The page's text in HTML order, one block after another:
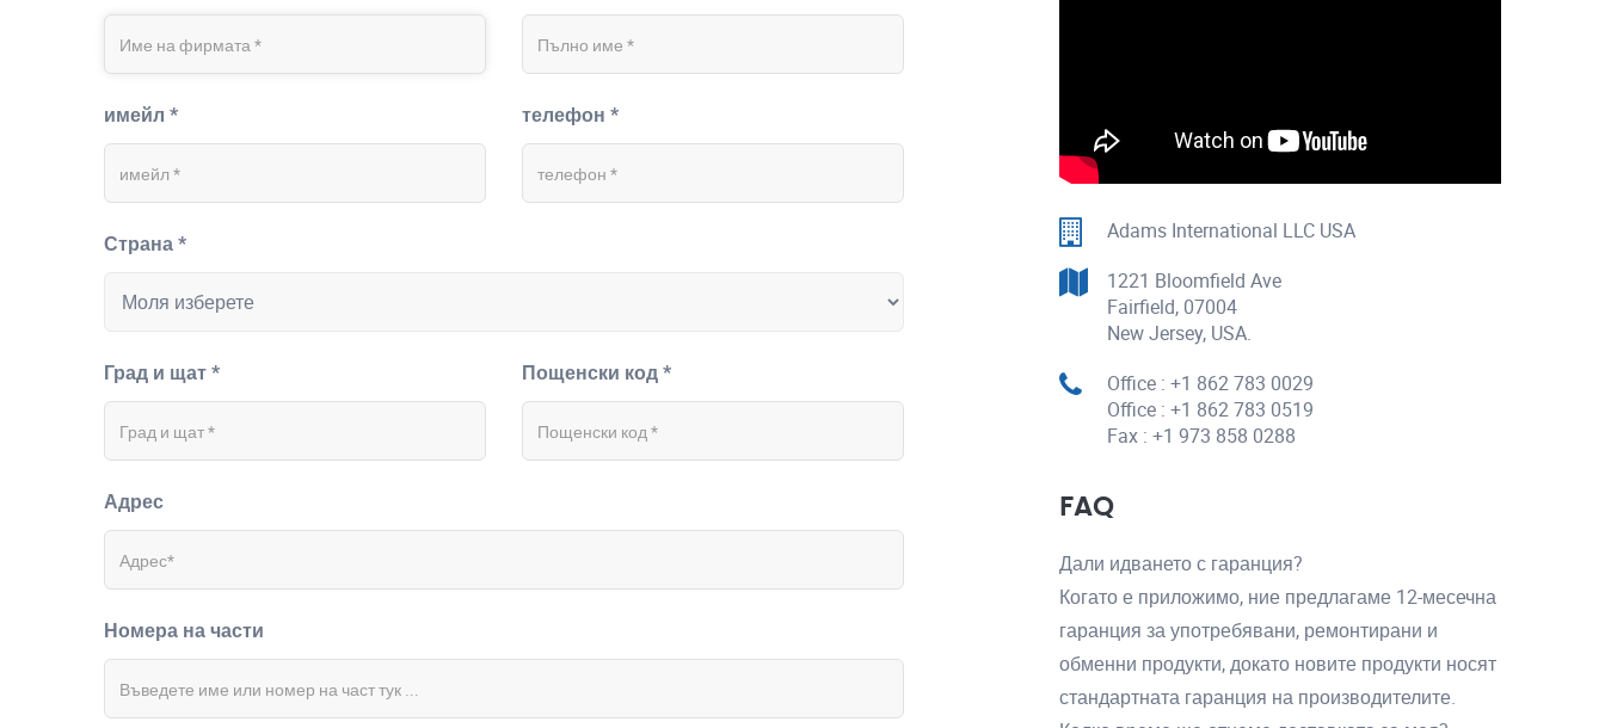
имейл * телефон *
Страна *
Град и щат * Пощенски код *
Адрес
Номера на части
Adams International LLC USA
1221 Bloomfield Ave
Fairfield, 07004
New Jersey, USA.
Office : +1 862 783 0029
Office : +1 862 783 0519
Fax : +1 973 858 0288
FAQ
Дали идването с гаранция?
Когато е приложимо, ние предлагаме 12-месечна
гаранция за употребявани, ремонтирани и
обменни продукти, докато новите продукти носят
стандартната гаранция на производителите.